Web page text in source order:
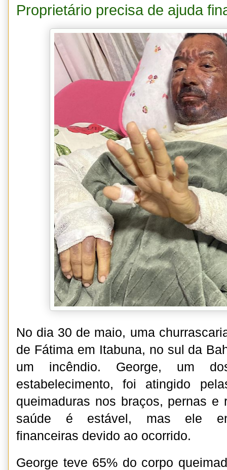
Proprietário precisa de ajuda
No dia 30 de maio, uma
de Fátima em Itabuna, no sul da
um incêndio. George, um
estabelecimento, foi atingido
queimaduras nos braços, pernas e
saúde é estável, mas ele
financeiras devido ao ocorrido.
George teve 65% do corpo